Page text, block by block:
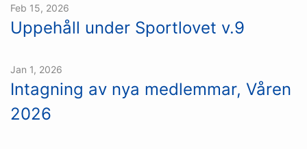
Feb 15, 2026
Uppehåll under Sportlovet v.9
Jan 1, 2026
Intagning av nya medlemmar, Våren
2026